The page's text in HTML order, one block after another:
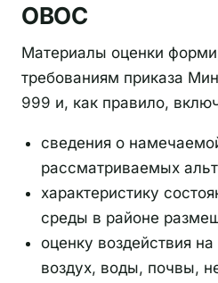
ОВОС
Материалы оценки
требованиям приказа
999 и, как правило,
сведения о
рассматриваемых
характеристику
среды в районе
оценку воздействия
воздух, воды, почвы,